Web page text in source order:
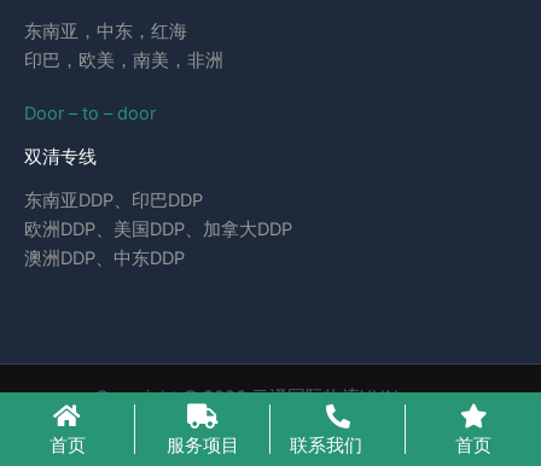
东南亚，中东，红海
印巴，欧美，南美，非洲
Door – to – door
双清专线
东南亚DDP、印巴DDP
欧洲DDP、美国DDP、加拿大DDP
澳洲DDP、中东DDP
Copyright © 2026 云泽国际物流YUNcargo
粤ICP备2023046221号-1
首页 服务项目 联系我们 首页